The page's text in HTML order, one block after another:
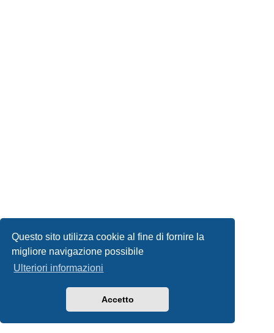
Questo sito utilizza cookie al fine di fornire la
migliore navigazione possibile
Ulteriori informazioni
Accetto